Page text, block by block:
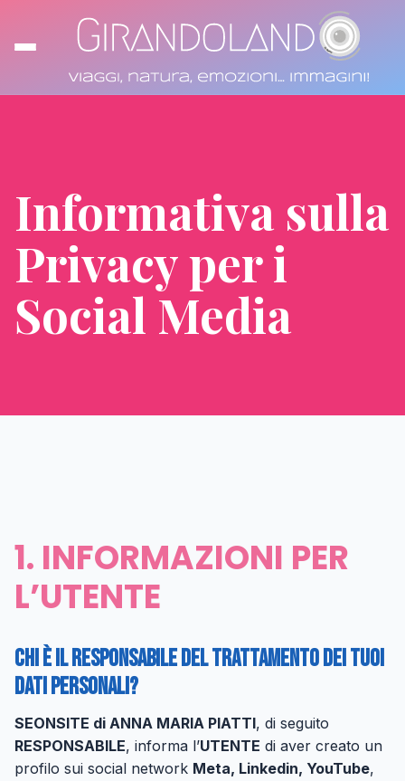
Informativa sulla
Privacy per i
Social Media
1. INFORMAZIONI PER
L’UTENTE
Chi è il responsabile del trattamento dei tuoi
dati personali?
SEONSITE di ANNA MARIA PIATTI, di seguito
RESPONSABILE, informa l’UTENTE di aver creato un
profilo sui social network Meta, Linkedin, YouTube,